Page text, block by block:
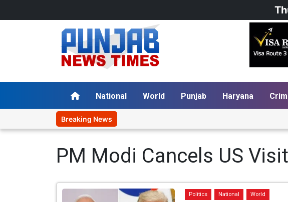
National World Punjab Haryana
Breaking News
PM Modi Cancels US Visit
Politics National World